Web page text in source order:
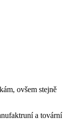
ovšem stejně
a tovární